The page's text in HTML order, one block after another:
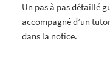
Un pas à pas détaillé
accompagné d’un
dans la notice.